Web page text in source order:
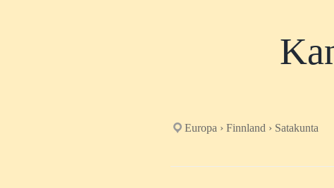
Europa › Finnland › Satakunta